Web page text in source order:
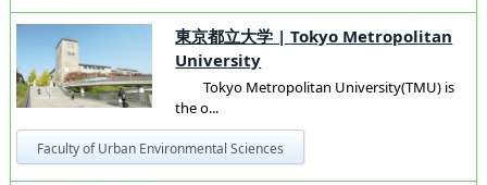
東京都立大学 |Tokyo Metropolitan
University
Tokyo Metropolitan University(TMU) is
the o...
Faculty of Urban Environmental Sciences